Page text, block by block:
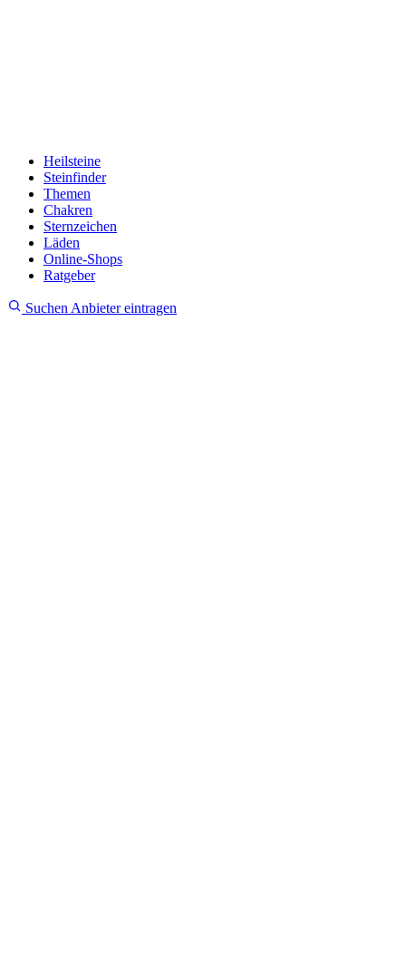
Heilsteine
Steinfinder
Themen
Chakren
Sternzeichen
Läden
Online-Shops
Ratgeber
Suchen Anbieter eintragen